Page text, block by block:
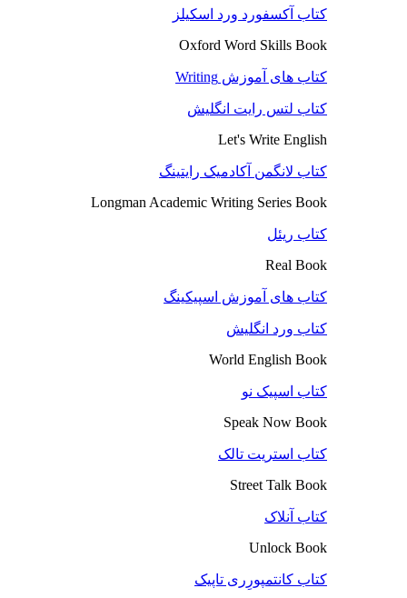
کتاب آکسفورد ورد اسکیلز
Oxford Word Skills Book
کتاب های آموزش Writing
کتاب لتس رایت انگلیش
Let's Write English
کتاب لانگمن آکادمیک رایتینگ
Longman Academic Writing Series Book
کتاب ریئل
Real Book
کتاب های آموزش اسپیکینگ
کتاب ورد انگلیش
World English Book
کتاب اسپیک نو
Speak Now Book
کتاب استریت تالک
Street Talk Book
کتاب آنلاک
Unlock Book
کتاب کانتمپورِری تاپیک